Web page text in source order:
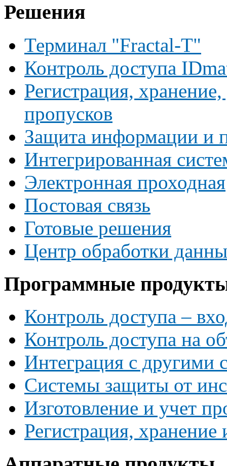
Решения
Терминал "Fractal-T"
Контроль доступа
Регистрация,
пропусков
Защита информации и
Интегрированная
Электронная проходная
Постовая связь
Готовые решения
Центр обработки
Программные
Контроль доступа –
Контроль доступа на
Интеграция с другими
Системы защиты от
Изготовление и учет
Регистрация,